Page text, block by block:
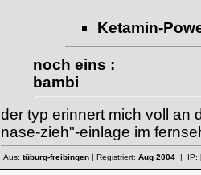
Ketamin-
noch eins :
bambi
der typ erinnert mich voll an
nase-zieh"-einlage im
Aus: tüburg-freibingen| Registriert: Aug 2004| IP: